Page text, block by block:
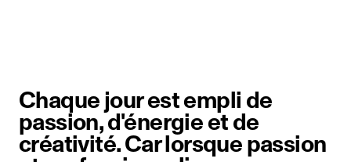
Chaque jour est empli de
passion, d'énergie et de
créativité. Car lorsque passion